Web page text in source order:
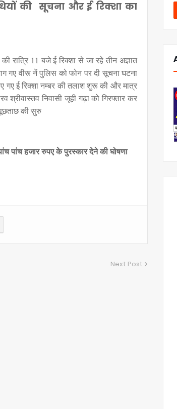
की सूचना और ई रिक्शा का
रात्रि 11 बजे ई रिक्शा से जा रहे तीन अज्ञात
गए वीरू नें पुलिस को फोन पर दी सूचना घटना
गए ई रिक्शा नम्बर की तलाश शुरू की और मात्र
श्रीवास्तव निवासी जूही गढ़ा को गिरफ्तार कर
की सुरु
पांच हजार रुपए के पुरस्कार देने की घोषणा
Next Post